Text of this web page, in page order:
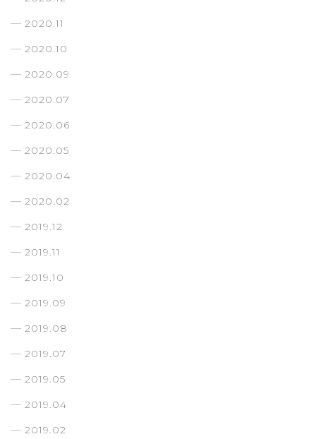
2020.11
2020.10
2020.09
2020.07
2020.06
2020.05
2020.04
2020.02
2019.12
2019.11
2019.10
2019.09
2019.08
2019.07
2019.05
2019.04
2019.02